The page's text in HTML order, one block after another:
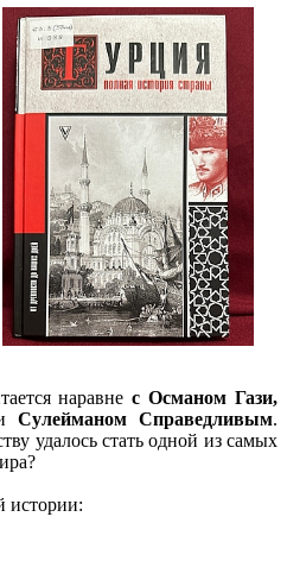
наравнес Османом Гази,
Сулейманом Справедливым.
удалось стать одной из самых
истории: